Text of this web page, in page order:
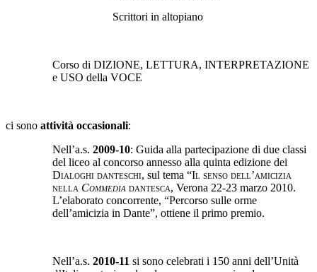
Scrittori in altopiano
Corso di DIZIONE, LETTURA, INTERPRETAZIONE
e USO della VOCE
ci sono attività occasionali:
Nell’a.s.2009-10:Guida alla partecipazione di due classi
del liceo al concorso annesso alla quinta edizione dei
Dialoghi danteschi, sul tema “Il senso dell’amicizia
nella Commedia dantesca,Verona 22-23 marzo 2010.
L’elaborato concorrente,“Percorso sulle orme
dell’amicizia in Dante”,ottiene il primo premio.
Nell’a.s.2010-11 si sono celebrati i 150 anni dell’Unità